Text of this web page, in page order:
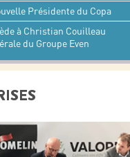
Présidente du Copa
à Christian Couilleau
du Groupe Even